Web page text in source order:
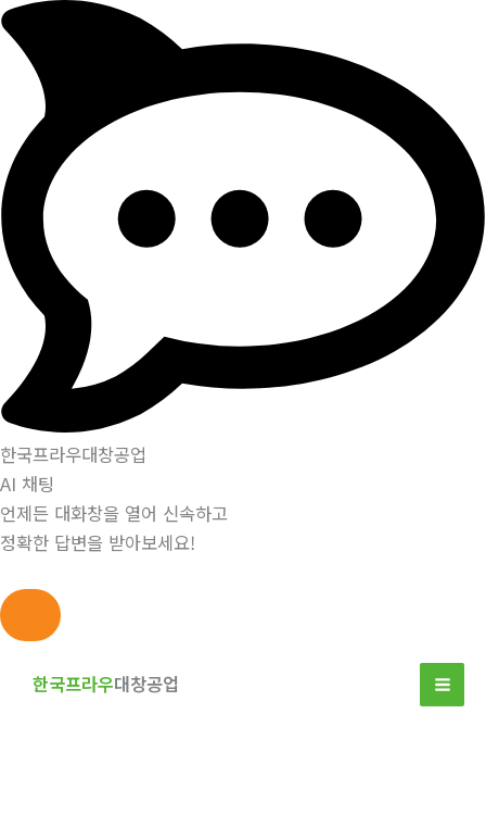
한국프라우대창공업
AI 채팅
언제든 대화창을 열어 신속하고
정확한 답변을 받아보세요!
한국프라우대창공업